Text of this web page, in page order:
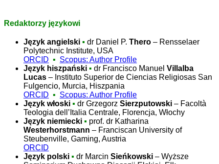
Redaktorzy językowi
Język angielski ▪ dr Daniel P. Thero – Rensselaer
Polytechnic Institute, USA
ORCID ▪ Scopus: Author Profile
Język hiszpański ▪ dr Francisco Manuel Villalba
Lucas – Instituto Superior de Ciencias Religiosas San
Fulgencio, Murcia, Hiszpania
ORCID ▪ Scopus: Author Profile
Język włoski ▪ dr Grzegorz Sierzputowski – Facoltà
Teologia dellʼItalia Centrale, Florencja, Włochy
Język niemiecki ▪ prof. dr Katharina
Westerhorstmann – Franciscan University of
Steubenville, Gaming, Austria
ORCID
Język polski ▪ dr Marcin Sieńkowski – Wyższe